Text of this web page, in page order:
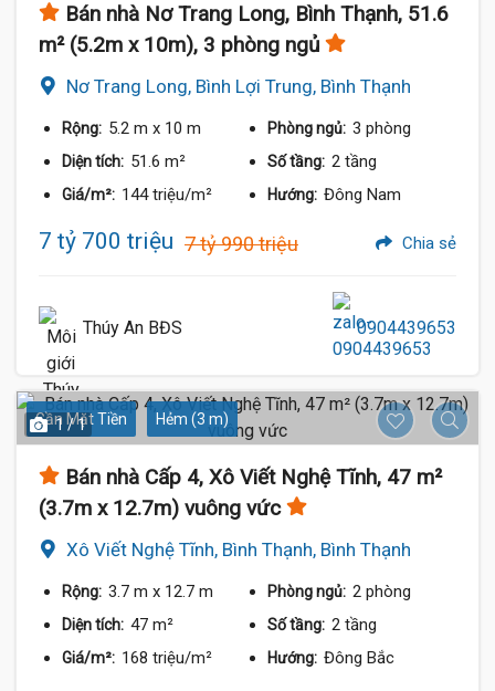
Bán nhà Nơ Trang Long, Bình Thạnh, 51.6
m² (5.2m x 10m), 3 phòng ngủ
Nơ Trang Long, Bình Lợi Trung, Bình Thạnh
Rộng: 5.2 m x 10 m Phòng ngủ: 3 phòng
Diện tích: 51.6 m² Số tầng: 2 tầng
Giá/m²: 144 triệu/m² Hướng: Đông Nam
7 tỷ 700 triệu 7 tỷ 990 triệu Chia sẻ
Thúy An BĐS 0904439653
Gần Mặt Tiền Hẻm (3 m)
1 / 1
Bán nhà Cấp 4, Xô Viết Nghệ Tĩnh, 47 m²
(3.7m x 12.7m) vuông vức
Xô Viết Nghệ Tĩnh, Bình Thạnh, Bình Thạnh
Rộng: 3.7 m x 12.7 m Phòng ngủ: 2 phòng
Diện tích: 47 m² Số tầng: 2 tầng
Giá/m²: 168 triệu/m² Hướng: Đông Bắc